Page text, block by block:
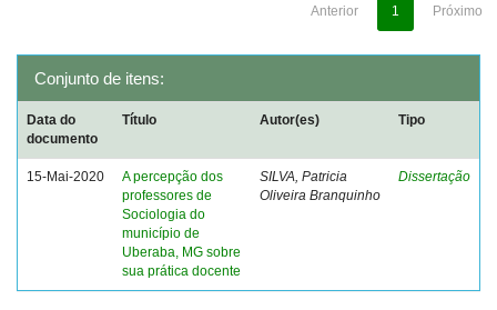
Anterior 1 Próximo
Conjunto de itens:
Data do
documento
Título Autor(es) Tipo
15-Mai-2020
A percepção dos
professores de
Sociologia do
município de
Uberaba, MG sobre
sua prática docente
SILVA, Patricia
Oliveira Branquinho
Dissertação